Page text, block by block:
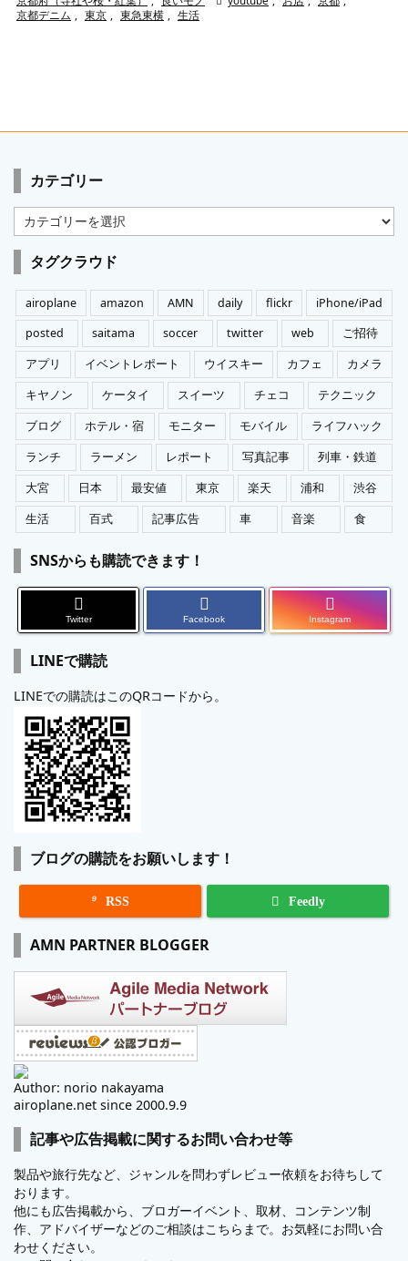
京都デニム , 東京 , 東急東横 , 生活
カテゴリー
カ
テ
ゴ
リ
ー
タグクラウド
airoplane amazon AMN daily flickr
iPhone/iPad
posted
saitama soccer twitter web
ご招待
アプリ
イベントレポート ウイスキー カフェ
カメラ
キヤノン
ケータイ スイーツ チェコ
テクニック
ブログ
ホテル・宿 モニター モバイル
ライフハック
ランチ
ラーメン レポート 写真記事
列車・鉄道
大宮
日本 最安値 東京 楽天 浦和
渋谷
生活
百式 記事広告 車 音楽 食
SNSからも購読できます！
Twitter Facebook Instagram
LINEで購読
LINEでの購読はこのQRコードから。
ブログの購読をお願いします！
 RSS Feedly
AMN PARTNER BLOGGER
Author: norio nakayama
airoplane.net since 2000.9.9
記事や広告掲載に関するお問い合わせ等
製品や旅行先など、ジャンルを問わずレビュー依頼をお待ちして
おります。
他にも広告掲載から、ブロガーイベント、取材、コンテンツ制
作、アドバイザーなどのご相談はこちらまで。お気軽にお問い合
わせください。